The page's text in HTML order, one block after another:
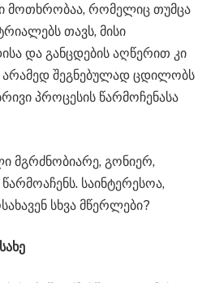
მოთხრობაა, რომელიც თუმცა
თავს, მისი
და განცდების აღწერით კი
შეგნებულად ცდილობს
პროცესის წარმოჩენასა
მგრძნობიარე, გონიერ,
საინტერესოა,
სხვა მწერლები?